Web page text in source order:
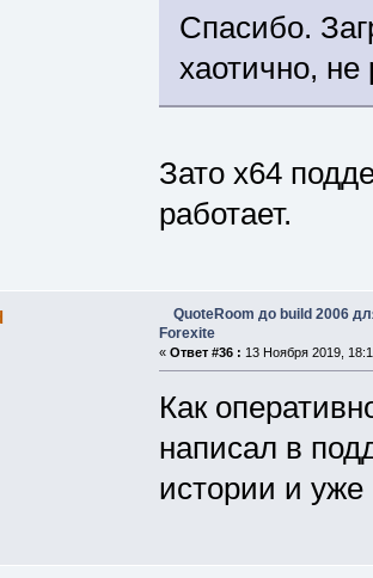
Спасибо.
хаотично, не
Зато x64
работает.
QuoteRoom до build 2006
Forexite
« Ответ #36 : 13 Ноября 2019,
Как
написал в
истории и